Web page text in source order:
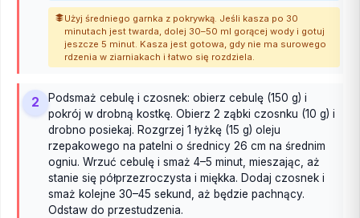
Użyj średniego garnka z pokrywką. Jeśli kasza po 30
minutach jest twarda, dolej 30–50 ml gorącej wody i gotuj
jeszcze 5 minut. Kasza jest gotowa, gdy nie ma surowego
rdzenia w ziarniakach i łatwo się rozdziela.
2
Podsmaż cebulę i czosnek: obierz cebulę (150 g) i
pokrój w drobną kostkę. Obierz 2 ząbki czosnku (10 g) i
drobno posiekaj. Rozgrzej 1 łyżkę (15 g) oleju
rzepakowego na patelni o średnicy 26 cm na średnim
ogniu. Wrzuć cebulę i smaż 4–5 minut, mieszając, aż
stanie się półprzezroczysta i miękka. Dodaj czosnek i
smaż kolejne 30–45 sekund, aż będzie pachnący.
Odstaw do przestudzenia.